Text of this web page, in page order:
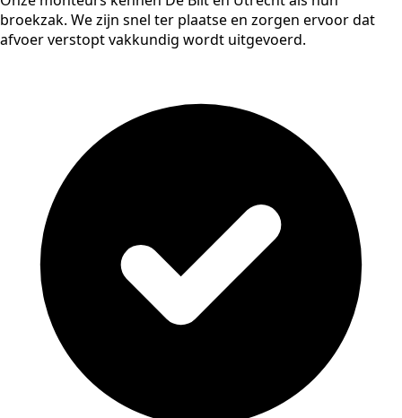
broekzak. We zijn snel ter plaatse en zorgen ervoor dat
afvoer verstopt vakkundig wordt uitgevoerd.